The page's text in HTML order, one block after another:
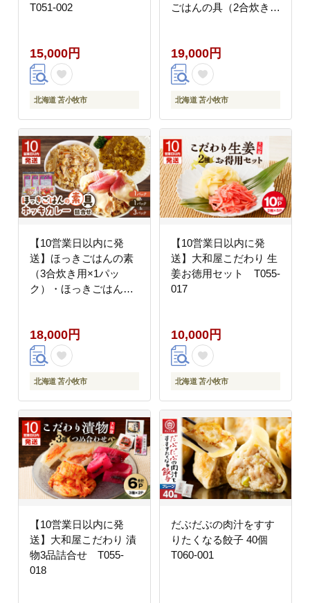
T051-002
15,000円
北海道 苫小牧市
ごはんの具（2合炊き用
19,000円
北海道 苫小牧市
【10営業日以内に発
送】ほっきごはんの素
（3合炊き用×1パッ
ク）・ほっきごはんの
人前×3パック）詰合
せ T051-007
18,000円
北海道 苫小牧市
【10営業日以内に発
送】大和屋こだわり 生
姜お徳用セット T055-
017
10,000円
北海道 苫小牧市
【10営業日以内に発
送】大和屋こだわり 漬
物3品詰合せ T055-
018
だぶだぶの肉汁をすす
りたくなる餃子 40個
T060-001